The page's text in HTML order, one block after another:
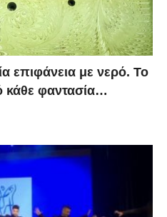
επιφάνεια με νερό. Το
φαντασία…